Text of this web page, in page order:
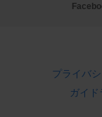
プライバ
ガイド